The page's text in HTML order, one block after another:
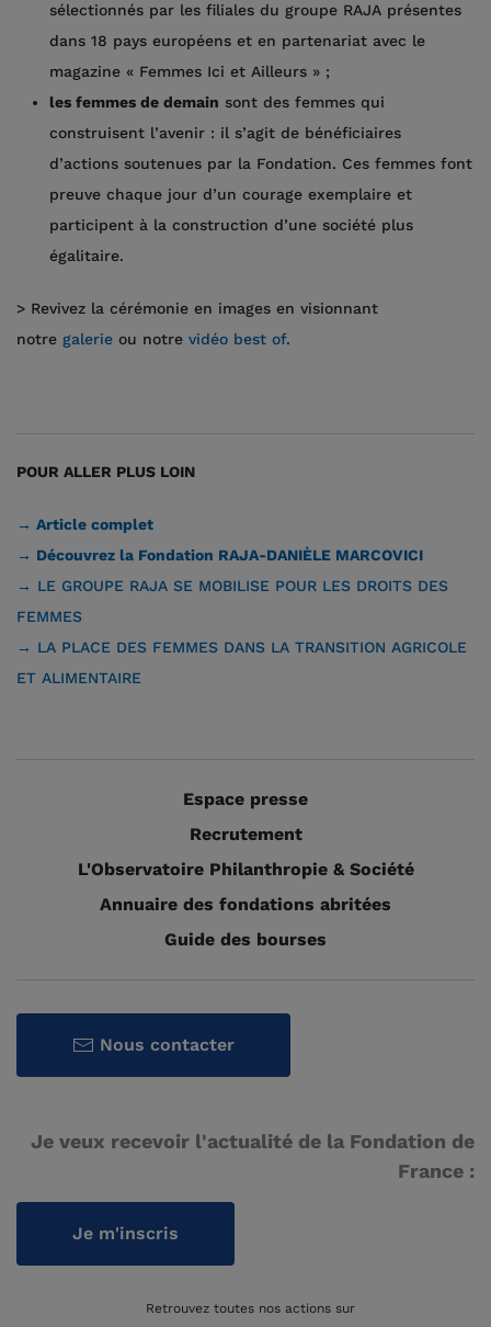
sélectionnés par les filiales du groupe RAJA présentes
dans 18 pays européens et en partenariat avec le
magazine « Femmes Ici et Ailleurs » ;
les femmes de demain sont des femmes qui
construisent l’avenir : il s’agit de bénéficiaires
d’actions soutenues par la Fondation. Ces femmes font
preuve chaque jour d’un courage exemplaire et
participent à la construction d’une société plus
égalitaire.
> Revivez la cérémonie en images en visionnant
notre galerie ou notre vidéo best of.
POUR ALLER PLUS LOIN
→ Article complet
→ Découvrez la Fondation RAJA-DANIÈLE MARCOVICI
→ LE GROUPE RAJA SE MOBILISE POUR LES DROITS DES
FEMMES
→ LA PLACE DES FEMMES DANS LA TRANSITION AGRICOLE
ET ALIMENTAIRE
Espace presse
Recrutement
L'Observatoire Philanthropie & Société
Annuaire des fondations abritées
Guide des bourses
Nous contacter
Je veux recevoir l'actualité de la Fondation de
France :
Je m'inscris
Retrouvez toutes nos actions sur